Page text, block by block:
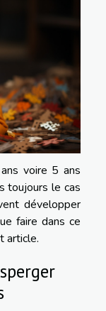
voire 5 ans
toujours le cas
développer
faire dans ce
article.